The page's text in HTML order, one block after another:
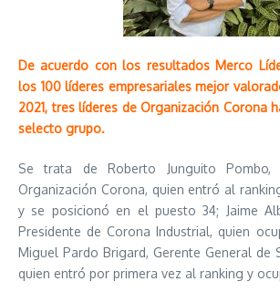
De acuerdo con los resultados Merco
los 100 líderes empresariales mejor
2021, tres líderes de Organización Corona
selecto grupo.
Se trata de Roberto Junguito Pombo,
Organización Corona, quien entró al
y se posicionó en el puesto 34; Jaime
Presidente de Corona Industrial, quien
Miguel Pardo Brigard, Gerente General de
quien entró por primera vez al ranking y